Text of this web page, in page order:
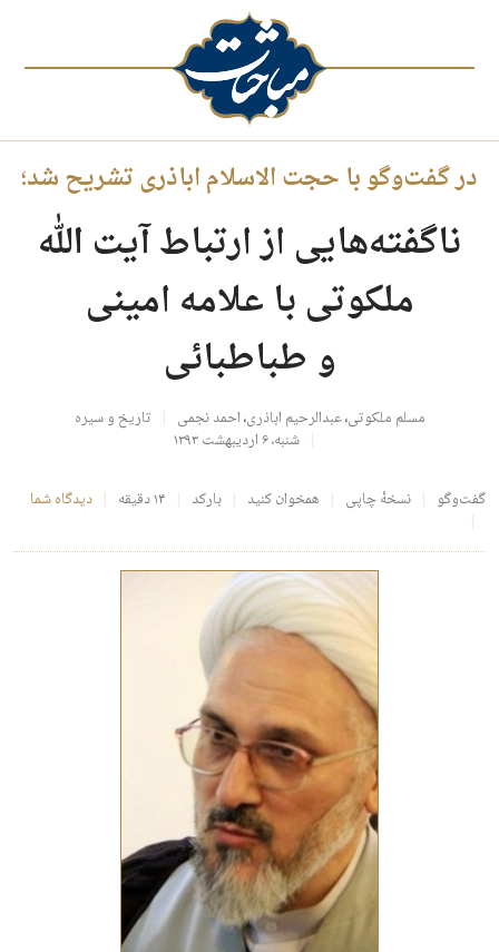
در گفت‌وگو با حجت الاسلام اباذری تشریح شد؛
ناگفته‌هایی از ارتباط آیت الله
ملکوتی با علامه امینی
و طباطبائی
مسلم ملکوتی،عبدالرحیم اباذری،احمد نجمی
تاریخ و سیره
شنبه، ۶ اردیبهشت ۱۳۹۳
گفت‌وگو نسخهٔ چاپی همخوان کنید بارکد ۱۴ دقیقه دیدگاه شما